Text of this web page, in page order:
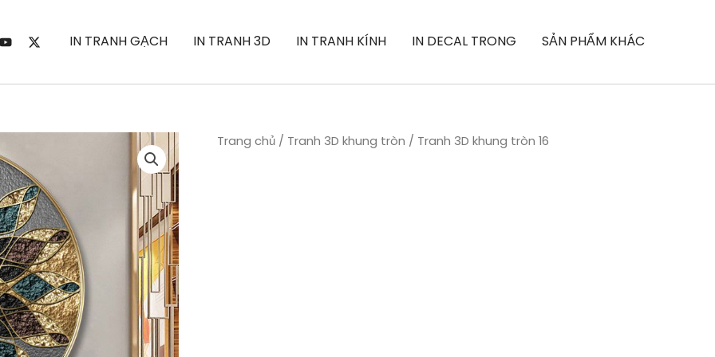
IN TRANH GẠCH IN TRANH 3D IN TRANH KÍNH IN DECAL TRONG SẢN PHẨM KHÁC
Trang chủ / Tranh 3D khung tròn / Tranh 3D khung tròn 16
lượng